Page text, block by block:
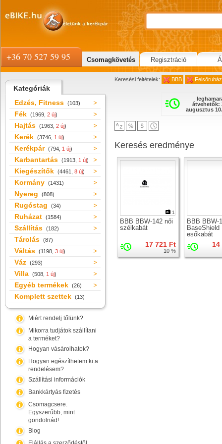
Kategóriák
Edzés, Fitness (103)
Fék (1969, 2 új)
Hajtás (1963, 2 új)
Kerék (3746, 1 új)
Kerékpár (794, 1 új)
Karbantartás (1913, 1 új)
Kiegészítők (4461, 8 új)
Kormány (1431)
Nyereg (808)
Rugóstag (34)
Ruházat (1584)
Szállítás (182)
Tárolás (87)
Váltás (1198, 3 új)
Váz (293)
Villa (508, 1 új)
Egyéb termékek (26)
Komplett szettek (13)
Miért rendelj tőlünk?
Mikorra tudjátok szállítani
a terméket?
Hogyan vásárolhatok?
Hogyan egészíthetem ki a
rendelésem?
Szállítási információk
Bankkártyás fizetés
Csomagcsere.
Egyszerűbb, mint
gondolnád!
Blog
Keresési feltételek: BBB
átvehetők:
augusztus
Keresés eredménye
1
BBB BBW-142 női
szélkabát
17 721 Ft
10 %
BBB BBW-
BaseShield
esőkabát
14
+36 70 527 59 95 Csomagkövetés Regisztráció